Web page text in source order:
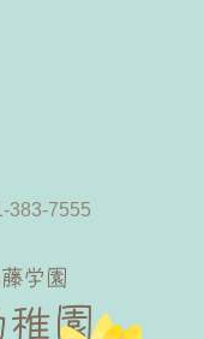
383-7555